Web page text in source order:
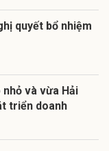
quyết bổ nhiệm
nhỏ và vừa Hải
triển doanh